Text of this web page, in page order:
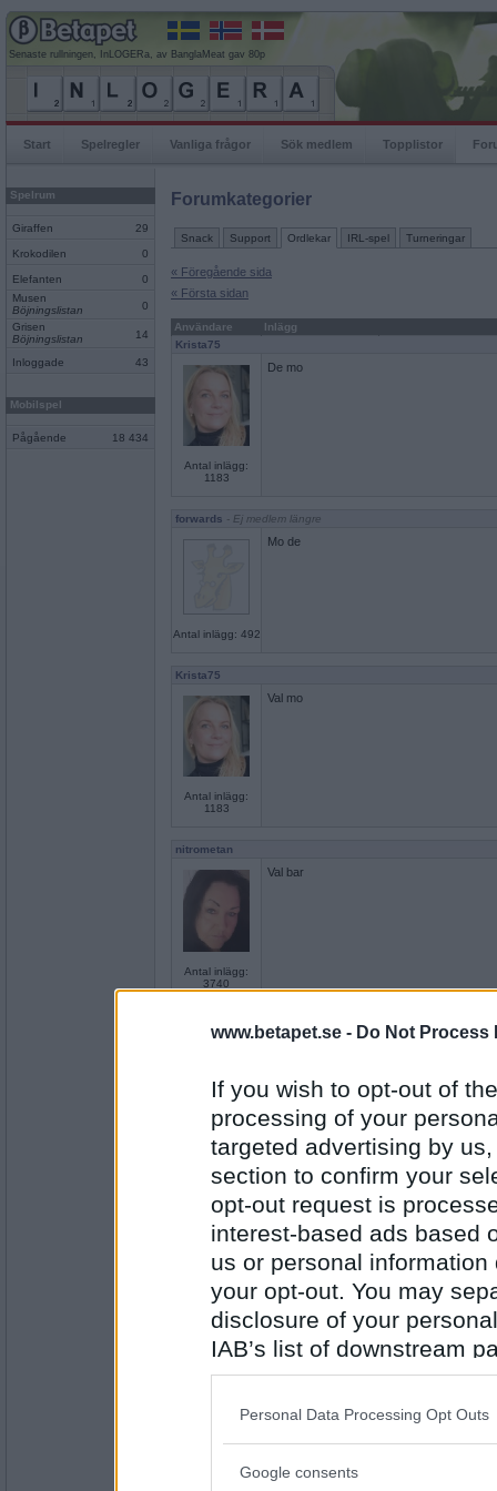
www.betapet.se - Do Not Process
If you wish to opt-out of
processing of your
targeted advertising by
section to confirm your
opt-out request is
interest-based ads based
us or personal
your opt-out. You may
disclosure of your
IAB’s list of downstream
also be disclosed by us
Downstream Participants
Please note that this
Personal Data Processing Opt Outs
Google consents
Senaste rullningen, InLOGERa, av BanglaMeat gav 80p
Start Spelregler Vanliga frågor Sök medlem Topplistor
Spelrum
Giraffen 29
Krokodilen 0
Elefanten
0
Musen
Böjningslistan
0
Grisen
Böjningslistan
14
Inloggade 43
Mobilspel
Pågående 18 434
Forumkategorier
Snack Support Ordlekar IRL-spel Turneringar
« Föregående sida
« Första sidan
Användare
Inlägg
Krista75
Antal inlägg:
1183
De mo
forwards - Ej medlem längre
Antal inlägg: 492
Mo de
Krista75
Antal inlägg:
1183
Val mo
nitrometan
Antal inlägg:
3740
Val bar
- Ej medlem längre
Antal inlägg: 349
petit tess
Antal inlägg:
3552
Disk Ett
Krista75
Antal inlägg:
Brun ett